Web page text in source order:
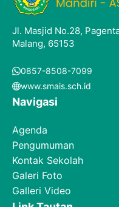
Jl. Masjid No.28,
Malang, 65153
0857-8508-7099
www.smais.sch.id
Navigasi
Agenda
Pengumuman
Kontak Sekolah
Galeri Foto
Galleri Video